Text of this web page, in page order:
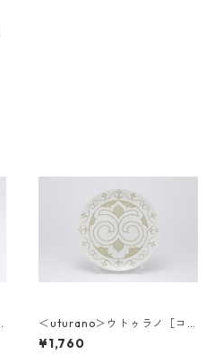
＜uturano＞ウトゥラノ［コ
タンコㇿカムイ］大皿
¥1,760